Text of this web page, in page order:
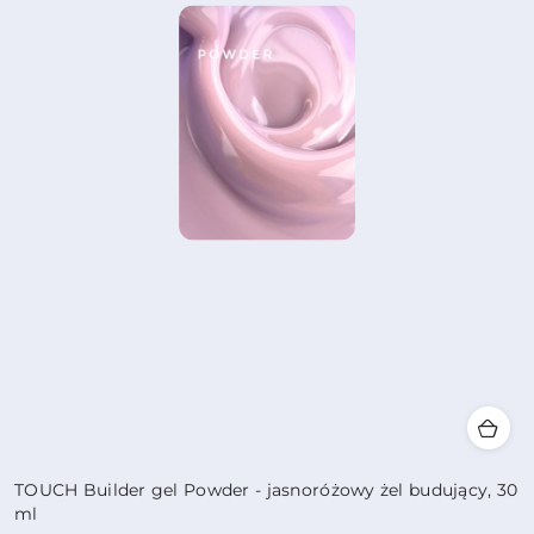
TOUCH Builder gel Powder - jasnoróżowy żel budujący, 30
ml